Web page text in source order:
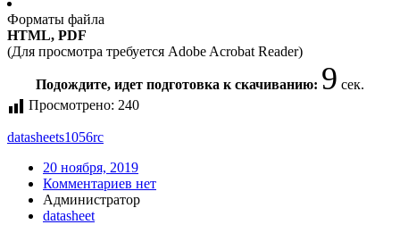
Форматы файла
HTML, PDF
(Для просмотра требуется Adobe Acrobat Reader)
Подождите, идет подготовка к скачиванию: 8 сек.
Просмотрено: 240
datasheets1056rc
20 ноября, 2019
Комментариев нет
Администратор
datasheet